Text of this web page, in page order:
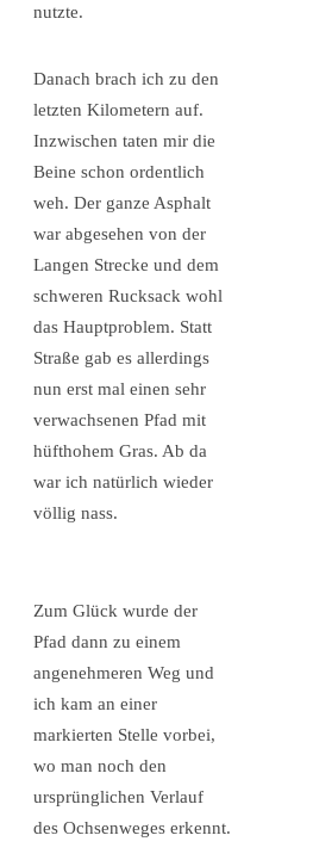
nutzte.
Danach brach ich zu den
letzten Kilometern auf.
Inzwischen taten mir die
Beine schon ordentlich
weh. Der ganze Asphalt
war abgesehen von der
Langen Strecke und dem
schweren Rucksack wohl
das Hauptproblem. Statt
Straße gab es allerdings
nun erst mal einen sehr
verwachsenen Pfad mit
hüfthohem Gras. Ab da
war ich natürlich wieder
völlig nass.
Zum Glück wurde der
Pfad dann zu einem
angenehmeren Weg und
ich kam an einer
markierten Stelle vorbei,
wo man noch den
ursprünglichen Verlauf
des Ochsenweges erkennt.